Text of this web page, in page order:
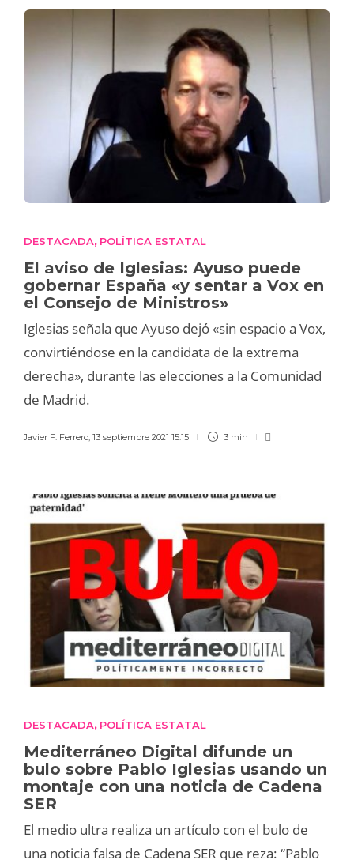
DESTACADA, POLÍTICA ESTATAL
El aviso de Iglesias: Ayuso puede
gobernar España «y sentar a Vox en
el Consejo de Ministros»
Iglesias señala que Ayuso dejó «sin espacio a Vox,
convirtiéndose en la candidata de la extrema
derecha», durante las elecciones a la Comunidad
de Madrid.
Javier F. Ferrero 13 septiembre 2021 15:15 3 min
DESTACADA, POLÍTICA ESTATAL
Mediterráneo Digital difunde un
bulo sobre Pablo Iglesias usando un
montaje con una noticia de Cadena
SER
El medio ultra realiza un artículo con el bulo de
una noticia falsa de Cadena SER que reza: “Pablo